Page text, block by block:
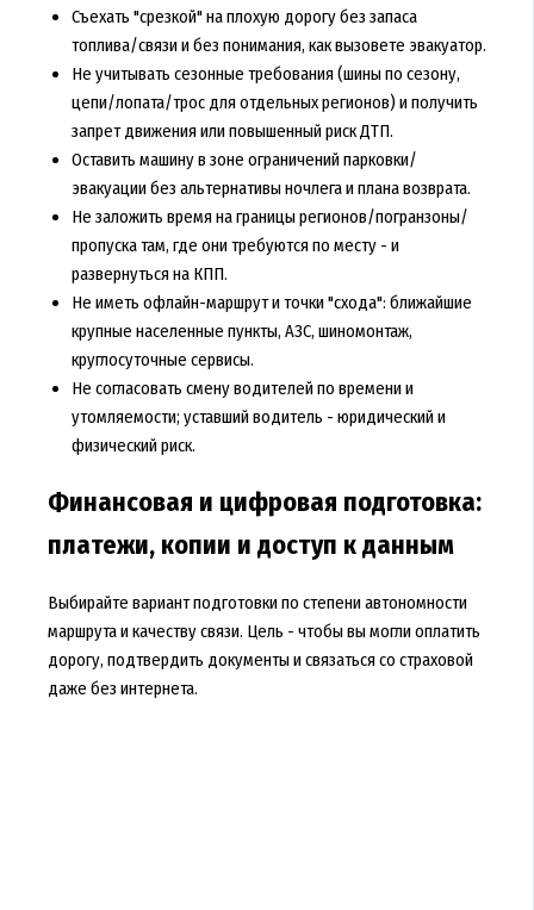
Съехать "срезкой" на плохую дорогу без запаса
топлива/связи и без понимания, как вызовете эвакуатор.
Не учитывать сезонные требования (шины по сезону,
цепи/лопата/трос для отдельных регионов) и получить
запрет движения или повышенный риск ДТП.
Оставить машину в зоне ограничений парковки/
эвакуации без альтернативы ночлега и плана возврата.
Не заложить время на границы регионов/погранзоны/
пропуска там, где они требуются по месту - и
развернуться на КПП.
Не иметь офлайн-маршрут и точки "схода": ближайшие
крупные населенные пункты, АЗС, шиномонтаж,
круглосуточные сервисы.
Не согласовать смену водителей по времени и
утомляемости; уставший водитель - юридический и
физический риск.
Финансовая и цифровая подготовка:
платежи, копии и доступ к данным
Выбирайте вариант подготовки по степени автономности
маршрута и качеству связи. Цель - чтобы вы могли оплатить
дорогу, подтвердить документы и связаться со страховой
даже без интернета.